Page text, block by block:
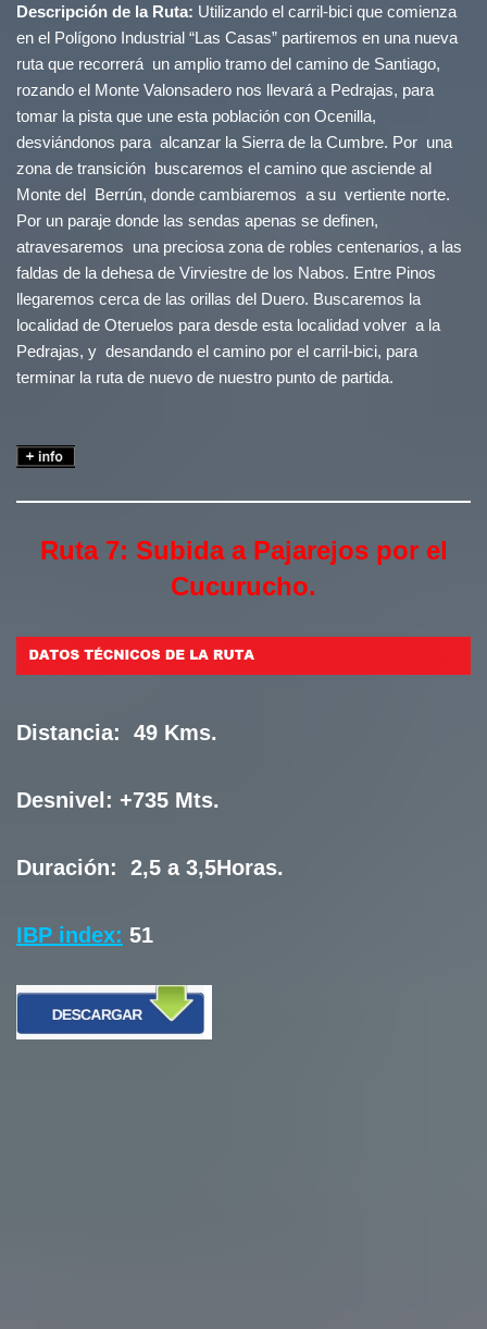
Descripción de la Ruta: Utilizando el carril-bici que comienza
en el Polígono Industrial “Las Casas” partiremos en una nueva
ruta que recorrerá un amplio tramo del camino de Santiago,
rozando el Monte Valonsadero nos llevará a Pedrajas, para
tomar la pista que une esta población con Ocenilla,
desviándonos para alcanzar la Sierra de la Cumbre. Por una
zona de transición buscaremos el camino que asciende al
Monte del Berrún, donde cambiaremos a su vertiente norte.
Por un paraje donde las sendas apenas se definen,
atravesaremos una preciosa zona de robles centenarios, a las
faldas de la dehesa de Virviestre de los Nabos. Entre Pinos
llegaremos cerca de las orillas del Duero. Buscaremos la
localidad de Oteruelos para desde esta localidad volver a la
Pedrajas, y desandando el camino por el carril-bici, para
terminar la ruta de nuevo de nuestro punto de partida.
Ruta 7: Subida a Pajarejos por el
Cucurucho.
Distancia: 49 Kms.
Desnivel: +735 Mts.
Duración: 2,5 a 3,5Horas.
IBP index: 51